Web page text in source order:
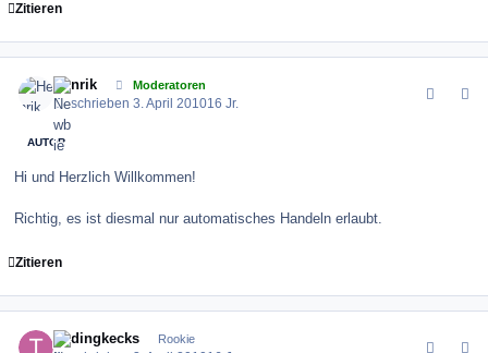
Zitieren
Henrik Moderatoren
Geschrieben3. April 201016 Jr.
AUTOR
Hi und Herzlich Willkommen!
Richtig, es ist diesmal nur automatisches Handeln erlaubt.
Zitieren
tradingkecks Rookie